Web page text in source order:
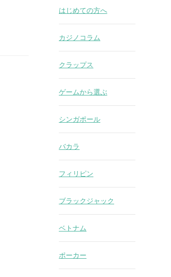
はじめての方へ
カジノコラム
クラップス
ゲームから選ぶ
シンガポール
バカラ
フィリピン
ブラックジャック
ベトナム
ポーカー